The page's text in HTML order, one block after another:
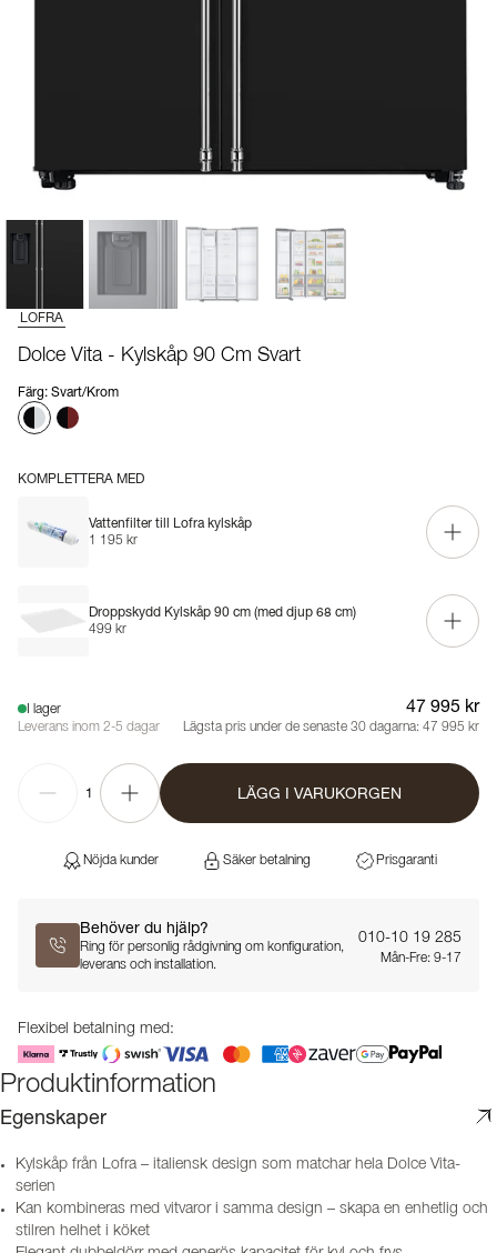
LOFRA
Dolce Vita - Kylskåp 90 Cm Svart
Färg: Svart/Krom
KOMPLETTERA MED
Vattenfilter till Lofra kylskåp
1 195 kr
Droppskydd Kylskåp 90 cm (med djup 68 cm)
499 kr
I lager
Leverans inom 2-5 dagar
47 995 kr
Lägsta pris under de senaste 30 dagarna: 47 995 kr
1 LÄGG I VARUKORGEN
Nöjda kunder Säker betalning Prisgaranti
Behöver du hjälp?
Ring för personlig rådgivning om konfiguration,
leverans och installation.
010-10 19 285
Mån-Fre: 9-17
Flexibel betalning med:
Produktinformation
Egenskaper
Kylskåp från Lofra – italiensk design som matchar hela Dolce Vita-
serien
Kan kombineras med vitvaror i samma design – skapa en enhetlig och
stilren helhet i köket